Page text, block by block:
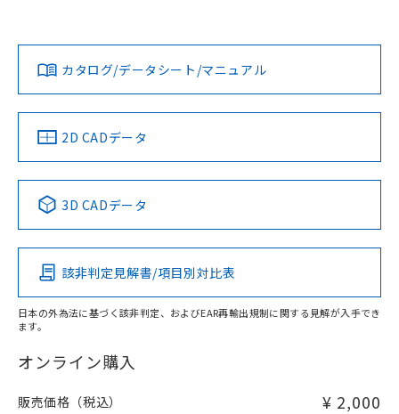
ダウンロードデータをご利用いただく前に、以下を必ずお読
みください。
ソフトウェアの使用条件
対応済み
中国 RoHS 注意事項・凡例
Pb Hg Cd Cr(VI)
O
在庫等で未対応品が混在する可能性があります。
問い合わせください。
LR型式承認
（イギリス
船舶規格）
DNV型式承認
（ノルウェー
BV型式承認
（フランス
KR型式
（韓国
No No No No
この製品の規格認証/適合状況ページへ
その他の認証はこちらのページからご検索ください
カタログ/データシート/マニュアル
2D CADデータ
3D CADデータ
該非判定見解書/項目別対比表
日本の外為法に基づく該非判定、およびEAR再輸出規制に関する見解が入手でき
ます。
オンライン購入
販売価格（税込） ¥ 2,000